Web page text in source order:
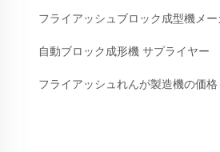
フライアッシュブロック成型機メー
自動ブロック成形機 サプライヤー
フライアッシュれんが製造機の価格